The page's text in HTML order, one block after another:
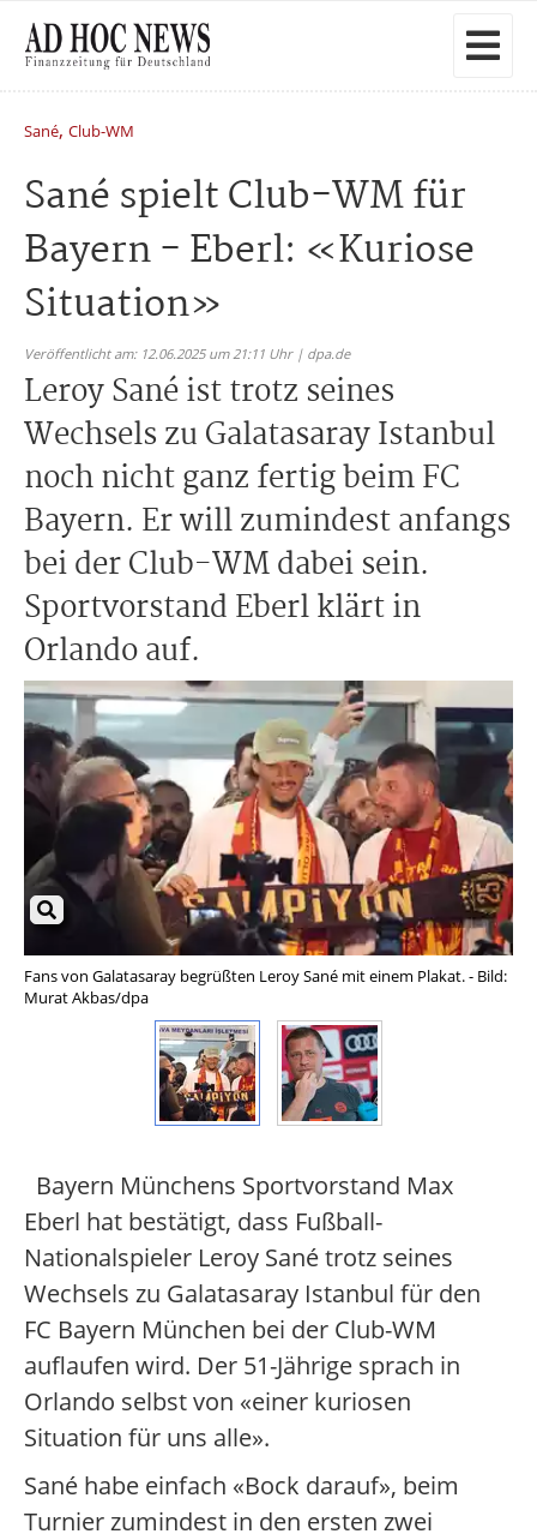
Sané, Club-WM
Sané spielt Club-WM für
Bayern - Eberl: «Kuriose
Situation»
Veröffentlicht am: 12.06.2025 um 21:11 Uhr | dpa.de
Leroy Sané ist trotz seines
Wechsels zu Galatasaray Istanbul
noch nicht ganz fertig beim FC
Bayern. Er will zumindest anfangs
bei der Club-WM dabei sein.
Sportvorstand Eberl klärt in
Orlando auf.
Fans von Galatasaray begrüßten Leroy Sané mit einem Plakat. - Bild:
Murat Akbas/dpa
Bayern Münchens Sportvorstand Max
Eberl hat bestätigt, dass Fußball-
Nationalspieler Leroy Sané trotz seines
Wechsels zu Galatasaray Istanbul für den
FC Bayern München bei der Club-WM
auflaufen wird. Der 51-Jährige sprach in
Orlando selbst von «einer kuriosen
Situation für uns alle».
Sané habe einfach «Bock darauf», beim
Turnier zumindest in den ersten zwei